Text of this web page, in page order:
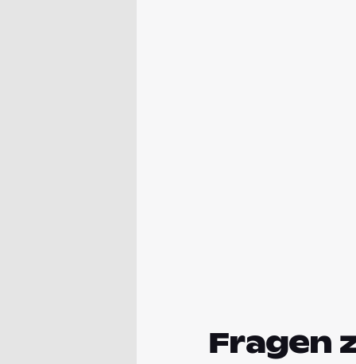
Fragen